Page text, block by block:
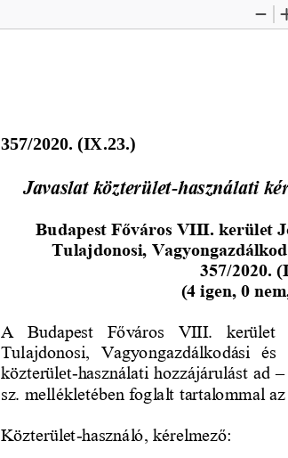
Zoom
357/2020. (IX.23.)
Javaslat közterület-használati
Budapest Főváros VIII. kerület
Tulajdonosi,
357/2020.
(4 igen, 0
A  Budapest  Főváros  VIII.  kerület
Tulajdonosi,  Vagyongazdálkodási  és
közterület-használati hozzájárulást ad –
sz. mellékletében foglalt tartalommal
Közterület-használó, kérelmező: